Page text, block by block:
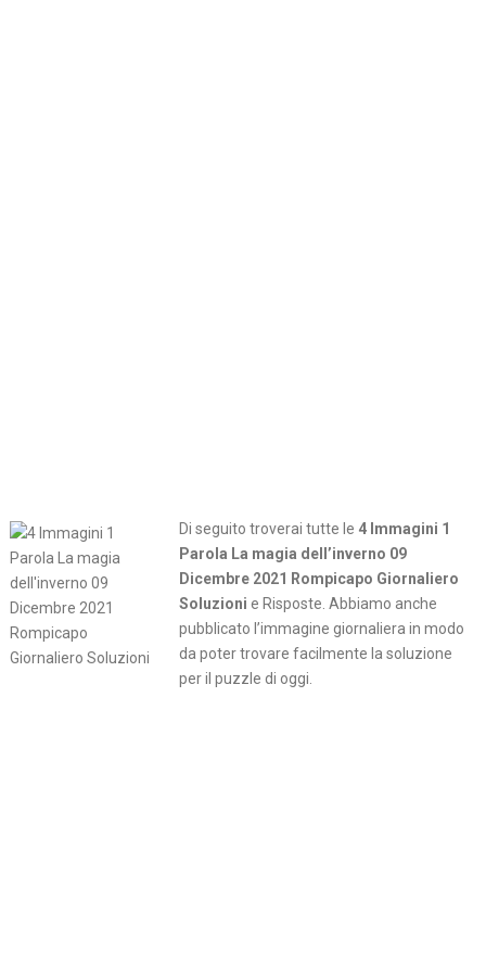
Di seguito troverai tutte le 4 Immagini 1
Parola La magia dell’inverno 09
Dicembre 2021 Rompicapo Giornaliero
Soluzioni e Risposte. Abbiamo anche
pubblicato l’immagine giornaliera in modo
da poter trovare facilmente la soluzione
per il puzzle di oggi.